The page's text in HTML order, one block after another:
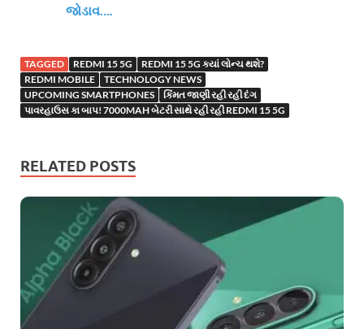
જોડાવ….
TAGGED REDMI 15 5G
REDMI 15 5G ક્યાં લોન્ચ થશે?
REDMI MOBILE
TECHNOLOGY NEWS
UPCOMING SMARTPHONES
કિંમત જાણી રહી રહી દંગ
પાવરહાઉસ કા બાપ! 7000MAH બેટરી સાથે રહી રહી REDMI 15 5G
RELATED POSTS